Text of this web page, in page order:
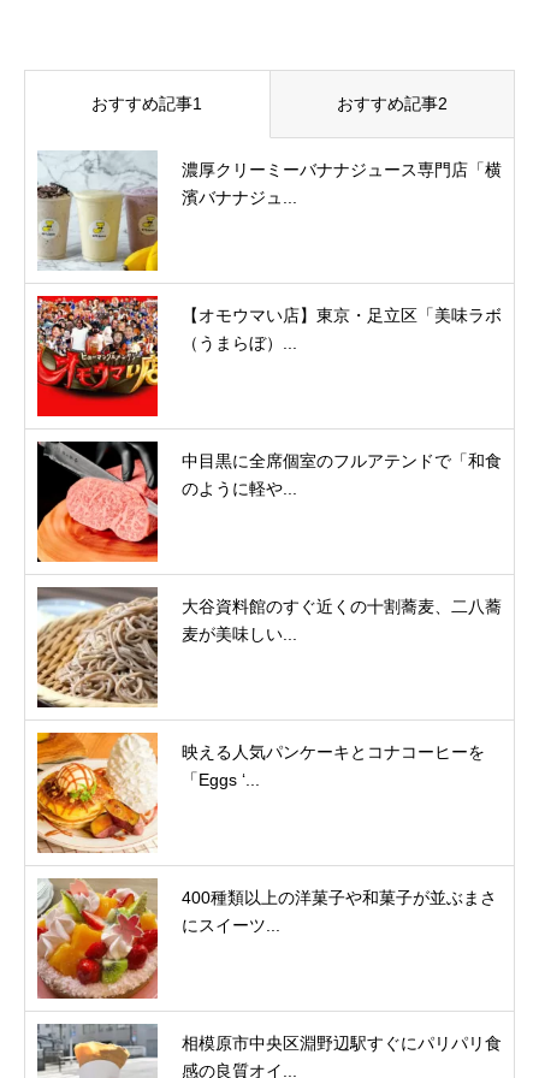
おすすめ記事1 おすすめ記事2
濃厚クリーミーバナナジュース専門店「横
濱バナナジュ...
【オモウマい店】東京・足立区「美味ラボ
（うまらぼ）...
中目黒に全席個室のフルアテンドで「和食
のように軽や...
大谷資料館のすぐ近くの十割蕎麦、二八蕎
麦が美味しい...
映える人気パンケーキとコナコーヒーを
「Eggs ‘...
400種類以上の洋菓子や和菓子が並ぶまさ
にスイーツ...
相模原市中央区淵野辺駅すぐにパリパリ食
感の良質オイ...